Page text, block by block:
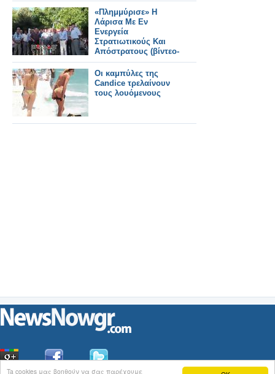
Ta cookies μας βοηθούν να σας παρέχουμε
«Πλημμύρισε» Η
Λάρισα Με Εν
Ενεργεία
Στρατιωτικούς Και
Απόστρατους (βίντεο-
φωτο)
Οι καμπύλες της
Candice τρελαίνουν
τους λουόμενους